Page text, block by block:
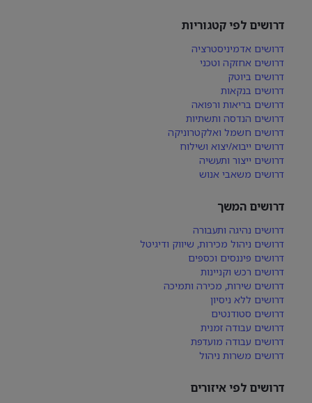
דרושים לפי קטגוריות
דרושים אדמיניסטרציה
דרושים אחזקה וטכני
דרושים ביוטק
דרושים בנקאות
דרושים בריאות ורפואה
דרושים הנדסה ותשתיות
דרושים חשמל ואלקטרוניקה
דרושים ייבוא/יצוא ושילוח
דרושים ייצור ותעשיה
דרושים משאבי אנוש
דרושים המשך
דרושים נהיגה ותעבורה
דרושים ניהול מכירות, שיווק ודיגיטל
דרושים פיננסים וכספים
דרושים רכש וקניינות
דרושים שירות, מכירה ותמיכה
דרושים ללא ניסיון
דרושים סטודנטים
דרושים עבודה זמנית
דרושים עבודה מועדפת
דרושים משרות ניהול
דרושים לפי איזורים